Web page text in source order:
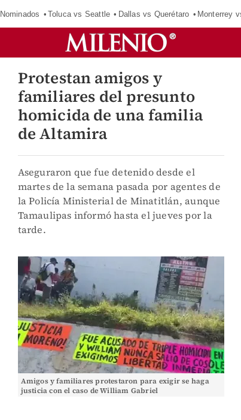
Nominados Toluca vs Seattle Dallas vs Querétaro Monterrey
Protestan amigos y
familiares del presunto
homicida de una familia
de Altamira
Aseguraron que fue detenido desde el
martes de la semana pasada por agentes de
la Policía Ministerial de Minatitlán, aunque
Tamaulipas informó hasta el jueves por la
tarde.
Amigos y familiares protestaron para exigir se haga
justicia con el caso de William Gabriel